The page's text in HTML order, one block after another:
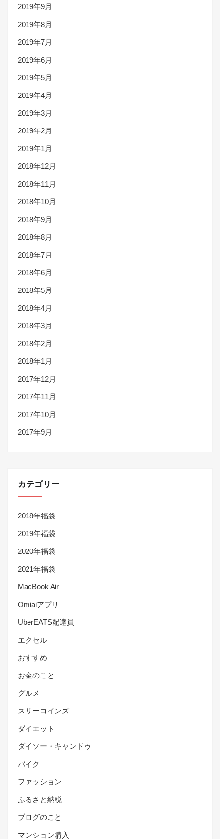
2019年9月
2019年8月
2019年7月
2019年6月
2019年5月
2019年4月
2019年3月
2019年2月
2019年1月
2018年12月
2018年11月
2018年10月
2018年9月
2018年8月
2018年7月
2018年6月
2018年5月
2018年4月
2018年3月
2018年2月
2018年1月
2017年12月
2017年11月
2017年10月
2017年9月
カテゴリー
2018年福袋
2019年福袋
2020年福袋
2021年福袋
MacBook Air
Omiaiアプリ
UberEATS配達員
エクセル
おすすめ
お金のこと
グルメ
スリーコインズ
ダイエット
ダイソー・キャンドゥ
バイク
ファッション
ふるさと納税
ブログのこと
マンション購入